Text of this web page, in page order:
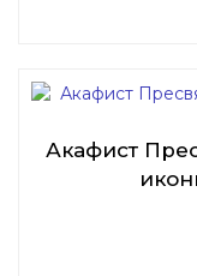
Акафист